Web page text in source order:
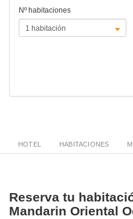
Nº habitaciones
HOTEL HABITACIONES
Reserva tu
Mandarin Oriental